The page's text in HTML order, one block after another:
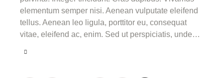
elementum semper nisi. Aenean vulputate eleifend
tellus. Aenean leo ligula, porttitor eu, consequat
vitae, eleifend ac, enim. Sed ut perspiciatis, unde…